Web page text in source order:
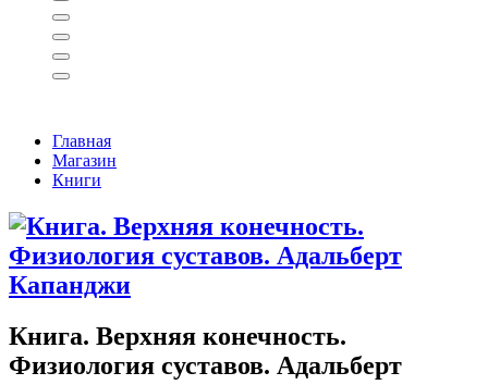
Главная
Магазин
Книги
Книга. Верхняя конечность.
Физиологи­я суставов. Адальберт